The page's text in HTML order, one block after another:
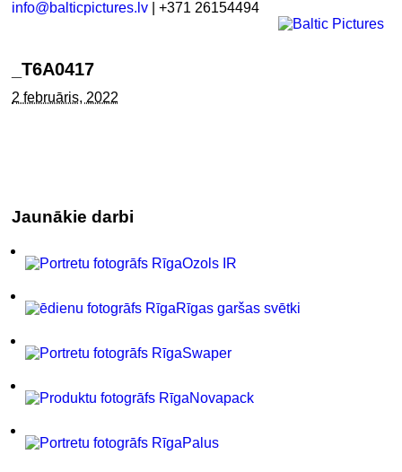
info@balticpictures.lv | +371 26154494
_T6A0417
2 februāris, 2022
Jaunākie darbi
Ozols IR
Rīgas garšas svētki
Swaper
Novapack
Palus